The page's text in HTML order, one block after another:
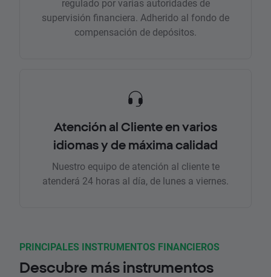
regulado por varias autoridades de
supervisión financiera. Adherido al fondo de
compensación de depósitos.
Atención al Cliente en varios
idiomas y de máxima calidad
Nuestro equipo de atención al cliente te
atenderá 24 horas al día, de lunes a viernes.
PRINCIPALES INSTRUMENTOS FINANCIEROS
Descubre más instrumentos